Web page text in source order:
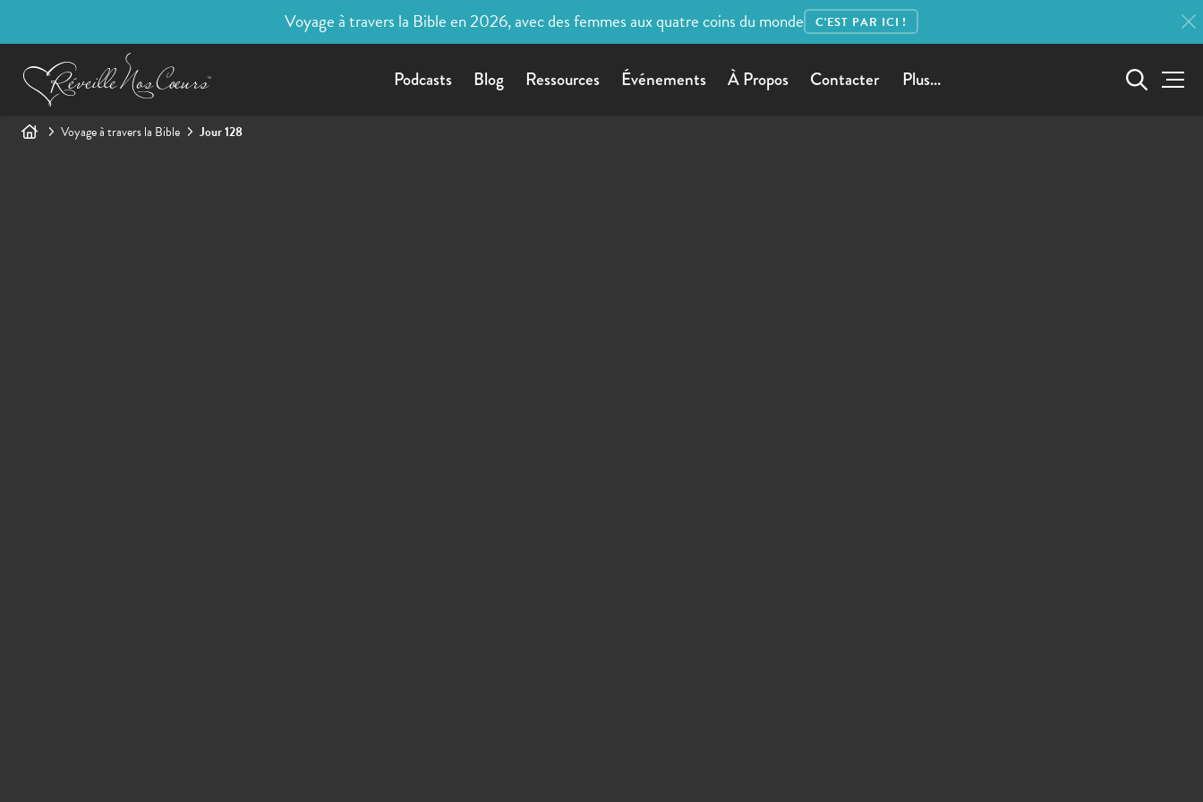
Voyage à travers la Bible en 2026, avec des femmes aux quatre coins du monde C'EST PAR ICI !
Podcasts Blog Ressources Événements À Propos Contacter Plus...
Voyage à travers la Bible Jour 128